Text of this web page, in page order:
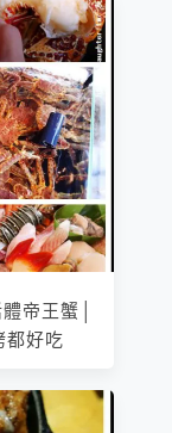
帝王蟹│
都好吃